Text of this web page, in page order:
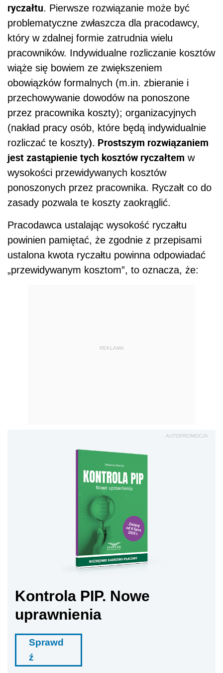
ryczałtu. Pierwsze rozwiązanie może być
problematyczne zwłaszcza dla pracodawcy,
który w zdalnej formie zatrudnia wielu
pracowników. Indywidualne rozliczanie kosztów
wiąże się bowiem ze zwiększeniem
obowiązków formalnych (m.in. zbieranie i
przechowywanie dowodów na ponoszone
przez pracownika koszty); organizacyjnych
(nakład pracy osób, które będą indywidualnie
rozliczać te koszty). Prostszym rozwiązaniem
jest zastąpienie tych kosztów ryczałtem w
wysokości przewidywanych kosztów
ponoszonych przez pracownika. Ryczałt co do
zasady pozwala te koszty zaokrąglić.
Pracodawca ustalając wysokość ryczałtu
powinien pamiętać, że zgodnie z przepisami
ustalona kwota ryczałtu powinna odpowiadać
„przewidywanym kosztom”, to oznacza, że:
REKLAMA
AUTOPROMOCJA
Kontrola PIP. Nowe
uprawnienia
Sprawd
ź